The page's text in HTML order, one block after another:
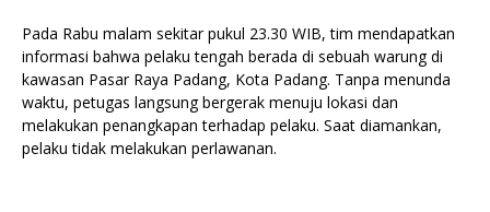
Pada Rabu malam sekitar pukul 23.30 WIB, tim mendapatkan
informasi bahwa pelaku tengah berada di sebuah warung di
kawasan Pasar Raya Padang, Kota Padang. Tanpa menunda
waktu, petugas langsung bergerak menuju lokasi dan
melakukan penangkapan terhadap pelaku. Saat diamankan,
pelaku tidak melakukan perlawanan.